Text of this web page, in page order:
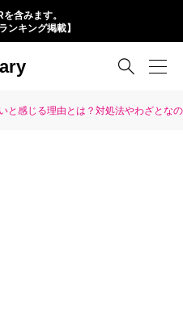
含みます。
ンキング掲載】

と感じる理由とは？対処法やわざとな